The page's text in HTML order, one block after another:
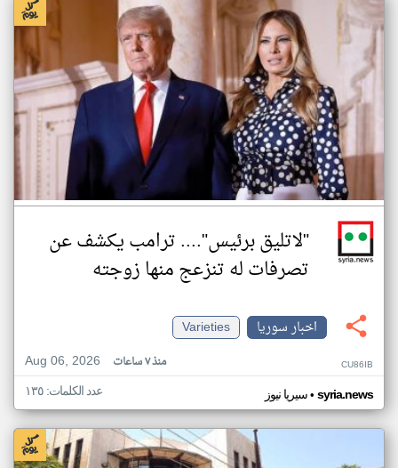
"لاتليق برئيس".... ترامب يكشف عن
تصرفات له تنزعج منها زوجته
اخبار سوريا
Varieties
Aug 06, 2026
منذ ٧ ساعات CU86IB
سيريا نيوز• syria.news عدد الكلمات: ١٣٥